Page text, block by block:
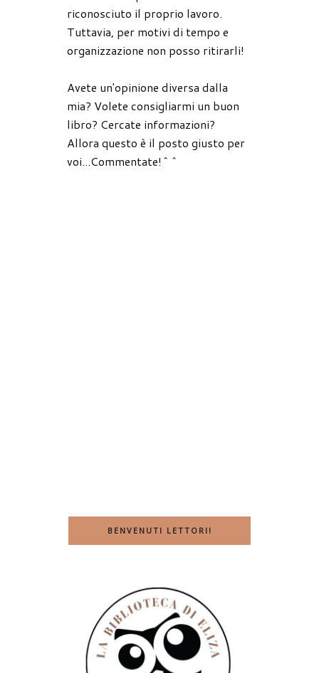
riconosciuto il proprio lavoro.
Tuttavia, per motivi di tempo e
organizzazione non posso ritirarli!
Avete un'opinione diversa dalla
mia? Volete consigliarmi un buon
libro? Cercate informazioni?
Allora questo è il posto giusto per
voi...Commentate!^^
BENVENUTI LETTORI!